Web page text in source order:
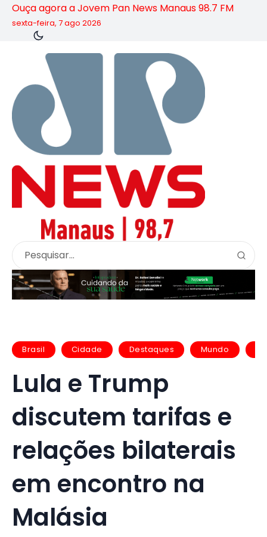
Ouça agora a Jovem Pan News Manaus 98.7 FM
sexta-feira, 7 ago 2026
Brasil Cidade Destaques Mundo
Lula e Trump
discutem tarifas e
relações bilaterais
em encontro na
Malásia